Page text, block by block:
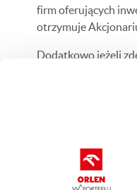
firm oferujących
otrzymuje
Dodatkowo jeżeli
KATALOG